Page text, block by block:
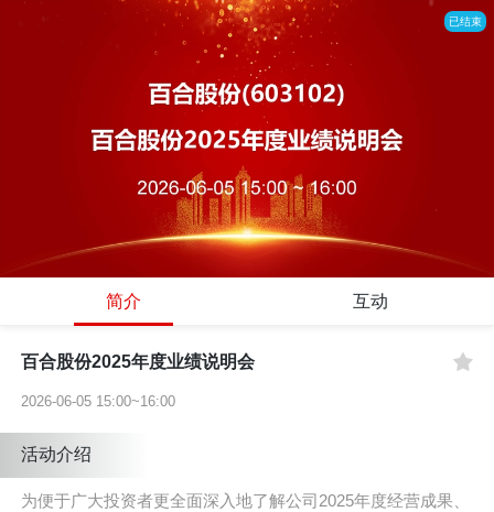
已结束
简介 互动
百合股份2025年度业绩说明会
2026-06-05 15:00~16:00
活动介绍
为便于广大投资者更全面深入地了解公司2025年度经营成果、